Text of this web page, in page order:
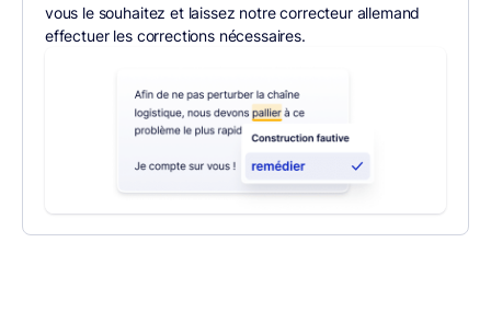
vous le souhaitez et laissez notre correcteur allemand
effectuer les corrections nécessaires.